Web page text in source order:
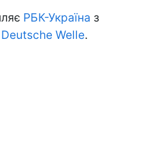
РБК-Україна з
Deutsche Welle.